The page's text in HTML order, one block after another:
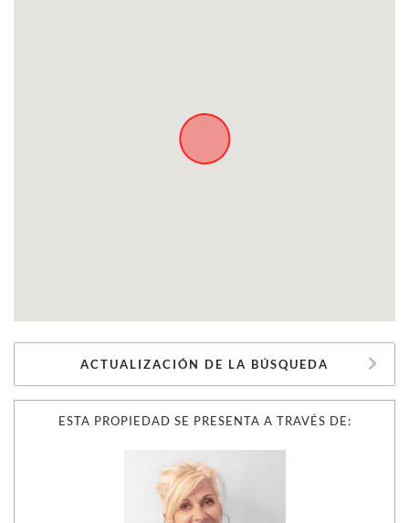
ESTA PROPIEDAD SE PRESENTA A TRAVÉS DE:
ACTUALIZACIÓN DE LA BÚSQUEDA